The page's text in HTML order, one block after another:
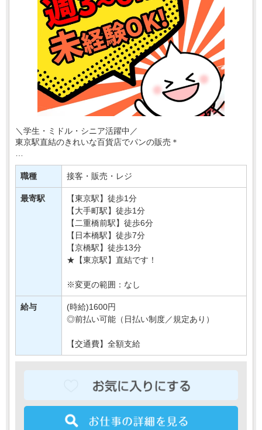
＼学生・ミドル・シニア活躍中／
東京駅直結のきれいな百貨店でパンの販売＊
お仕事内容がとてもシンプルなので、
お仕事が久しぶり、販売のお仕事は初めて…
そんな方にもオススメのお仕事！
【残業なし】・・・
職種 接客・販売・レジ
最寄駅
【東京駅】徒歩1分
【大手町駅】徒歩1分
【二重橋前駅】徒歩6分
【日本橋駅】徒歩7分
【京橋駅】徒歩13分
★【東京駅】直結です！
※変更の範囲：なし
給与
(時給)1600円
◎前払い可能（日払い制度／規定あり）
【交通費】全額支給